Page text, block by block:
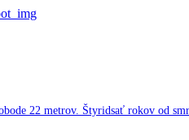
22 metrov. Štyridsať rokov od